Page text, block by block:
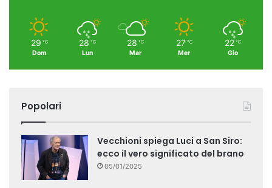
29 ℃
Dom
28 ℃
Lun
28 ℃
Mar
27 ℃
Mer
22 ℃
Gio
Popolari
Vecchioni spiega Luci a San Siro:
ecco il vero significato del brano
05/01/2025